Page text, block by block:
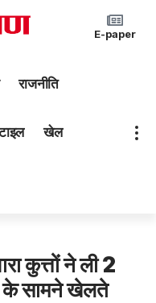
E-paper
राजनीति
खेल
कुत्तों ने ली 2
के सामने खेलते